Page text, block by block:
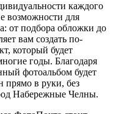
каждого
возможности для
от подбора обложки до
вам создать по-
который будет
годы. Благодаря
фотоальбом будет
прямо в руки, без
Набережные Челны.